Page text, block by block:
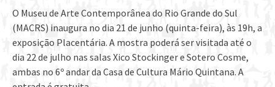
O Museu de Arte Contemporânea do Rio Grande do Sul
(MACRS) inaugura no dia 21 de junho (quinta-feira), às 19h, a
exposição Placentária. A mostra poderá ser visitada até o
dia 22 de julho nas salas Xico Stockinger e Sotero Cosme,
ambas no 6º andar da Casa de Cultura Mário Quintana. A